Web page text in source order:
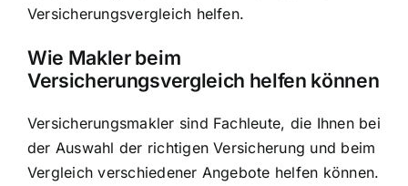
Versicherungsvergleich helfen.
Wie Makler beim
Versicherungsvergleich helfen können
Versicherungsmakler sind Fachleute, die Ihnen bei
der Auswahl der richtigen Versicherung und beim
Vergleich verschiedener Angebote helfen können.